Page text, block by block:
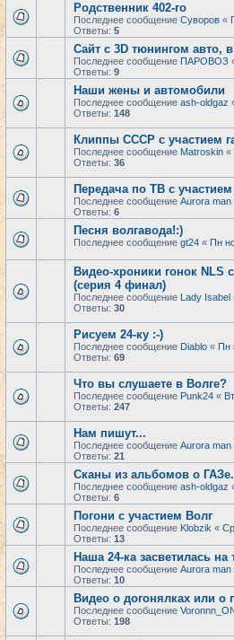
Родственник 402-го
Последнее сообщение Суворов «
Ответы: 5
Сайт с 3D тюнингом авто,
Последнее сообщение ПАРОВОЗ
Ответы: 9
Наши жены и автомобили
Последнее сообщение ash-oldgaz
Ответы: 148
Клиппы СССР с участием
Последнее сообщение Matroskin «
Ответы: 36
Передача по ТВ с
Последнее сообщение Aurora man
Ответы: 6
Песня волгавода!:)
Последнее сообщение gt24 « Пн
Видео-хроники гонок
(серия 4 финал)
Последнее сообщение Lady Isabel
Ответы: 30
Рисуем 24-ку :-)
Последнее сообщение Diablo « Пн
Ответы: 69
Что вы слушаете в Волге?
Последнее сообщение Punk24 «
Ответы: 247
Нам пишут...
Последнее сообщение Aurora man
Ответы: 21
Сканы из альбомов о ГАЗе.
Последнее сообщение ash-oldgaz
Ответы: 6
Погони с участием Волг
Последнее сообщение Klobzik «
Ответы: 13
Наша 24-ка засветилась на
Последнее сообщение Aurora man
Ответы: 10
Видео о догонялках или о
Последнее сообщение
Ответы: 198